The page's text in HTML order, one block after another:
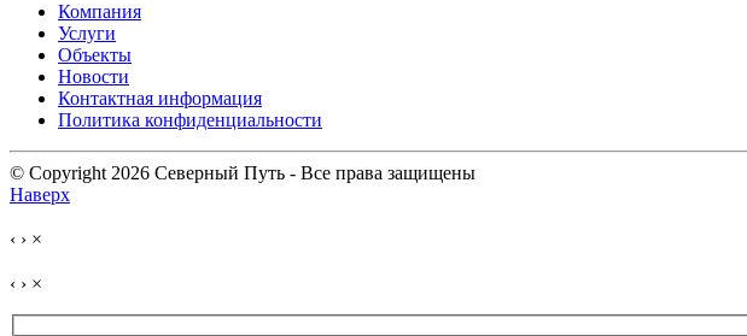
Компания
Услуги
Объекты
Новости
Контактная информация
Политика конфиденциальности
© Copyright 2026 Северный Путь - Все права защищены
Наверх
‹ › ×
‹ › ×